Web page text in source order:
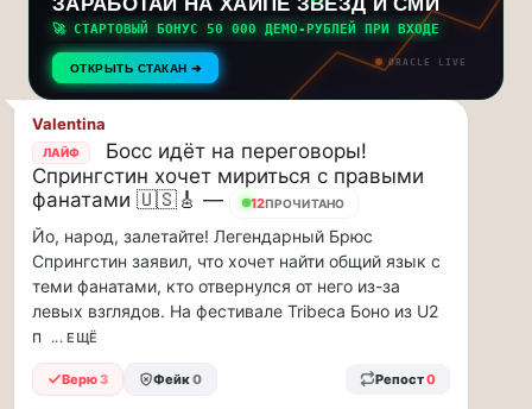
Друзья,
приглашаем
на
музыкальную
прогулку
по
Москве
Чайковского!…
Друзья,
приглашаем
на
музыкальную
прогулку
по
Москве
чат-
мессенджер,
новости
и
инсайды
Москвы
🚀 СТАРТОВЫЙ БОНУС 50 000 ДЕМО-РУБЛЕЙ ПРИ ВХОДЕ
ОТКРЫТЬ СТАКАН ➔ ORACLE LIVE
Valentina
ЛАЙФ
Босс идёт на переговоры!
Спрингстин хочет мириться с правыми
фанатами 🇺🇸🎸 —
12ПРОЧИТАНО
Йо, народ, залетайте! Легендарный Брюс
Спрингстин заявил, что хочет найти общий язык с
теми фанатами, кто отвернулся от него из-за
левых взглядов. На фестивале Tribeca Боно из U2
п
... ЕЩЁ
Верю3 Фейк0 Репост0